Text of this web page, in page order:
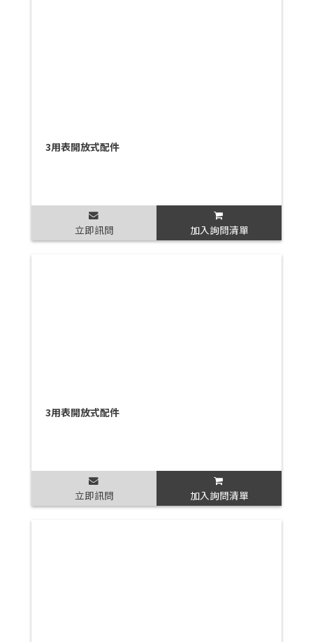
3用表開放式配件
立即訊問 加入詢問清單
3用表開放式配件
立即訊問 加入詢問清單